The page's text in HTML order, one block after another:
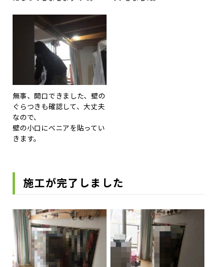
無事、開口できました、壁の
ぐらつきも確認して、大丈夫
なので、
壁の小口にべニアを貼ってい
きます。
施工が完了しました